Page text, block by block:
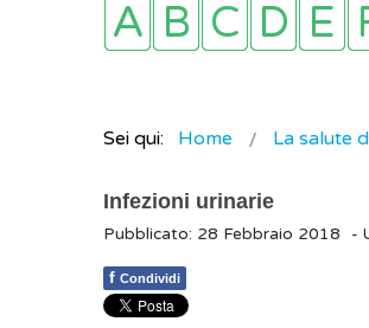
Sei qui: Home La salute
Infezioni urinarie
Pubblicato: 28 Febbraio 2018 -
f Condividi